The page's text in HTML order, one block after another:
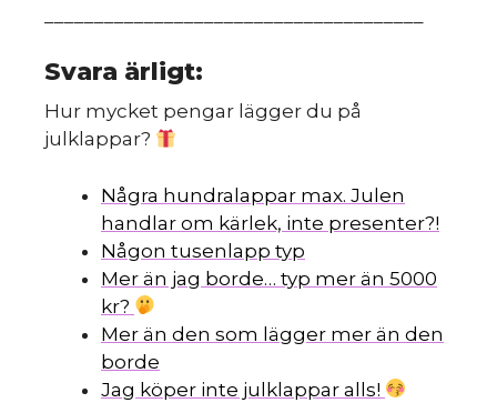
Svara ärligt:
Hur mycket pengar lägger du på
julklappar?
Några hundralappar max. Julen
handlar om kärlek, inte presenter?!
Någon tusenlapp typ
Mer än jag borde… typ mer än 5000
kr?
Mer än den som lägger mer än den
borde
Jag köper inte julklappar alls!